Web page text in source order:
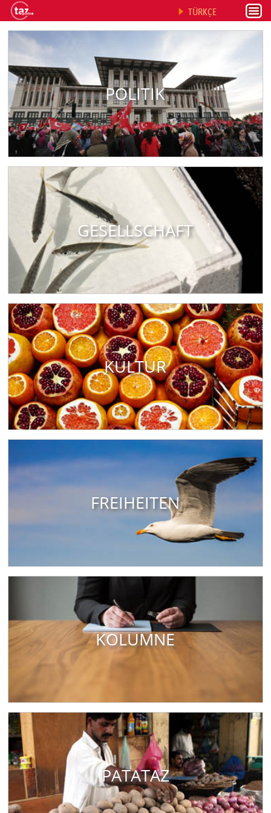
TÜRKÇE
POLITIK
GESELLSCHAFT
KULTUR
FREIHEITEN
KOLUMNE
PATATAZ